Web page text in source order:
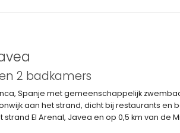
2 badkamers
Spanje met gemeenschappelijk
aan het strand, dicht bij restaurants en
El Arenal, Javea en op 0,5 km van de